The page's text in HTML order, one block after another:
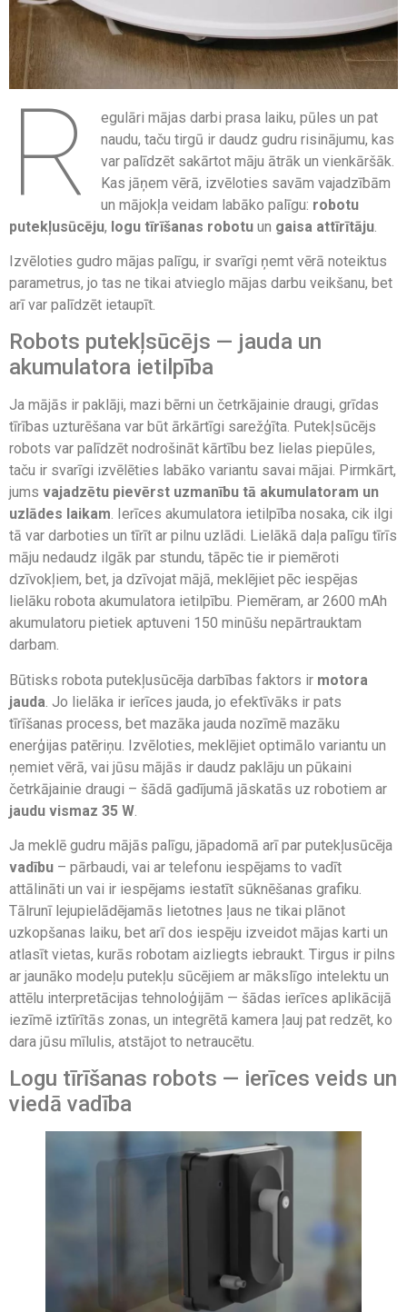
R
egulāri mājas darbi prasa laiku, pūles un pat
naudu, taču tirgū ir daudz gudru risinājumu, kas
var palīdzēt sakārtot māju ātrāk un vienkāršāk.
Kas jāņem vērā, izvēloties savām vajadzībām
un mājokļa veidam labāko palīgu: robotu
putekļusūcēju, logu tīrīšanas robotu un gaisa attīrītāju
Izvēloties gudro mājas palīgu, ir svarīgi ņemt vērā noteiktus
parametrus, jo tas ne tikai atvieglo mājas darbu veikšanu, bet
arī var palīdzēt ietaupīt.
Robots putekļsūcējs — jauda un
akumulatora ietilpība
Ja mājās ir paklāji, mazi bērni un četrkājainie draugi, grīdas
tīrības uzturēšana var būt ārkārtīgi sarežģīta. Putekļsūcējs
robots var palīdzēt nodrošināt kārtību bez lielas piepūles,
taču ir svarīgi izvēlēties labāko variantu savai mājai. Pirmkārt,
jums vajadzētu pievērst uzmanību tā akumulatoram un
uzlādes laikam. Ierīces akumulatora ietilpība nosaka, cik ilgi
tā var darboties un tīrīt ar pilnu uzlādi. Lielākā daļa palīgu tīrīs
māju nedaudz ilgāk par stundu, tāpēc tie ir piemēroti
dzīvokļiem, bet, ja dzīvojat mājā, meklējiet pēc iespējas
lielāku robota akumulatora ietilpību. Piemēram, ar 2600 mAh
akumulatoru pietiek aptuveni 150 minūšu nepārtrauktam
darbam.
Būtisks robota putekļusūcēja darbības faktors ir motora
jauda . Jo lielāka ir ierīces jauda, ​​jo efektīvāks ir pats
tīrīšanas process, bet mazāka jauda nozīmē mazāku
enerģijas patēriņu. Izvēloties, meklējiet optimālo variantu un
ņemiet vērā, vai jūsu mājās ir daudz paklāju un pūkaini
četrkājainie draugi – šādā gadījumā jāskatās uz robotiem ar
jaudu vismaz 35 W
Ja meklē gudru mājās palīgu, jāpadomā arī par putekļusūcēja
vadību – pārbaudi, vai ar telefonu iespējams to vadīt
attālināti un vai ir iespējams iestatīt sūknēšanas grafiku.
Tālrunī lejupielādējamās lietotnes ļaus ne tikai plānot
uzkopšanas laiku, bet arī dos iespēju izveidot mājas karti un
atlasīt vietas, kurās robotam aizliegts iebraukt. Tirgus ir pilns
ar jaunāko modeļu putekļu sūcējiem ar mākslīgo intelektu un
attēlu interpretācijas tehnoloģijām — šādas ierīces aplikācijā
iezīmē iztīrītās zonas, un integrētā kamera ļauj pat redzēt, ko
dara jūsu mīlulis, atstājot to netraucētu.
Logu tīrīšanas robots — ierīces veids un
viedā vadība